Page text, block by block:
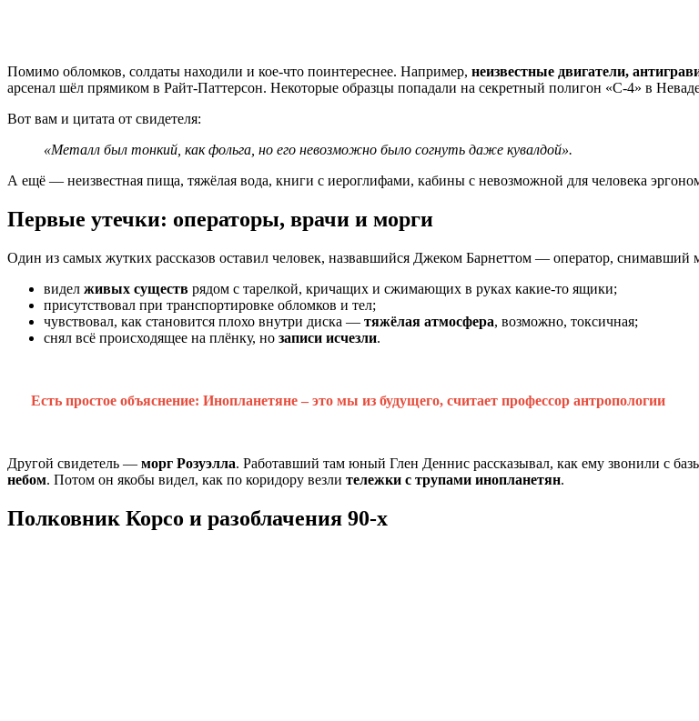
Помимо обломков, солдаты находили и кое-что поинтереснее. Например, неизвестные двигатели,
арсенал шёл прямиком в Райт-Паттерсон. Некоторые образцы попадали на секретный полигон «С-4» в
Вот вам и цитата от свидетеля:
«Металл был тонкий, как фольга, но его невозможно было согнуть даже кувалдой».
А ещё — неизвестная пища, тяжёлая вода, книги с иероглифами, кабины с невозможной для человека
Первые утечки: операторы, врачи и морги
Один из самых жутких рассказов оставил человек, назвавшийся Джеком Барнеттом — оператор, снимавший
видел живых существ рядом с тарелкой, кричащих и сжимающих в руках какие-то ящики;
присутствовал при транспортировке обломков и тел;
чувствовал, как становится плохо внутри диска — тяжёлая атмосфера, возможно, токсичная;
снял всё происходящее на плёнку, но записи исчезли.
Есть простое объяснение: Инопланетяне – это мы из будущего, считает профессор антропологии
Другой свидетель — морг Розуэлла. Работавший там юный Глен Деннис рассказывал, как ему звонили с
небом. Потом он якобы видел, как по коридору везли тележки с трупами инопланетян.
Полковник Корсо и разоблачения 90-х